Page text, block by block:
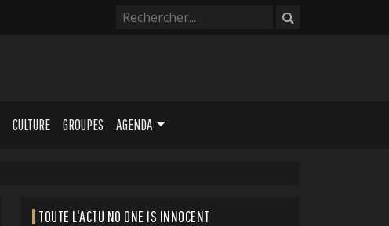
CULTURE GROUPES AGENDA
TOUTE L'ACTU NO ONE IS INNOCENT